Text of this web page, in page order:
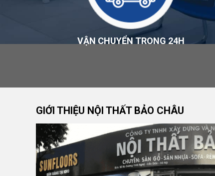
Sản phẩm được xem xét đổi trả nếu đáp ứng
Chính Sách Bảo Hành
CÔNG TY TNHH XÂY DỰNG VÀ NỘI THẤT BẢO
Thương hiệu:Nội Thất Bảo Châu
Mã số thuế: 0107977616
VẬN CHUYỂN TRONG 24H
GIỚI THIỆU NỘI THẤT BẢO CHÂU